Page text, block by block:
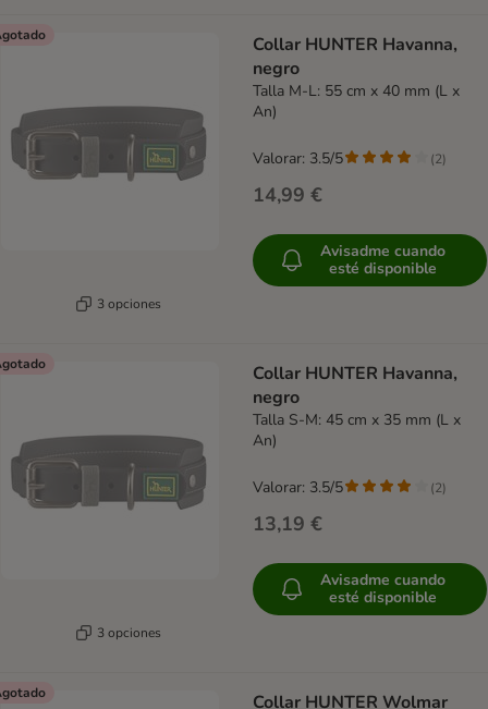
3 opciones
Collar HUNTER Havanna,
negro
Talla M-L: 55 cm x 40 mm (L x
An)
14,99 €
Valorar: 3.5/5 (2)
Avisadme cuando
esté disponible
3 opciones
Collar HUNTER Havanna,
negro
Talla S-M: 45 cm x 35 mm (L x
An)
13,19 €
Valorar: 3.5/5 (2)
Avisadme cuando
esté disponible
Collar HUNTER Wolmar